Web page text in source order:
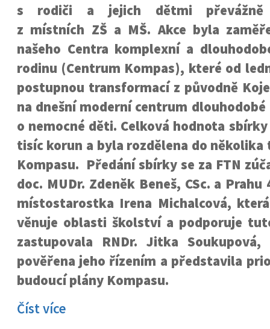
s rodiči a jejich dětmi převážně
z místních ZŠ a MŠ. Akce byla
našeho Centra komplexní a
rodinu (Centrum Kompas), které od
postupnou transformací z původně
na dnešní moderní centrum dlouhodobé
o nemocné děti. Celková hodnota
tisíc korun a byla rozdělena do několika
Kompasu. Předání sbírky se za FTN
doc. MUDr. Zdeněk Beneš, CSc. a
místostarostka Irena Michalcová,
věnuje oblasti školství a podporuje
zastupovala RNDr. Jitka
pověřena jeho řízením a představila
budoucí plány Kompasu.
Číst více